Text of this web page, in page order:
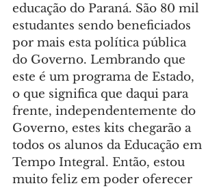
educação do Paraná. São 80 mil
estudantes sendo beneficiados
por mais esta política pública
do Governo. Lembrando que
este é um programa de Estado,
o que significa que daqui para
frente, independentemente do
Governo, estes kits chegarão a
todos os alunos da Educação em
Tempo Integral. Então, estou
muito feliz em poder oferecer